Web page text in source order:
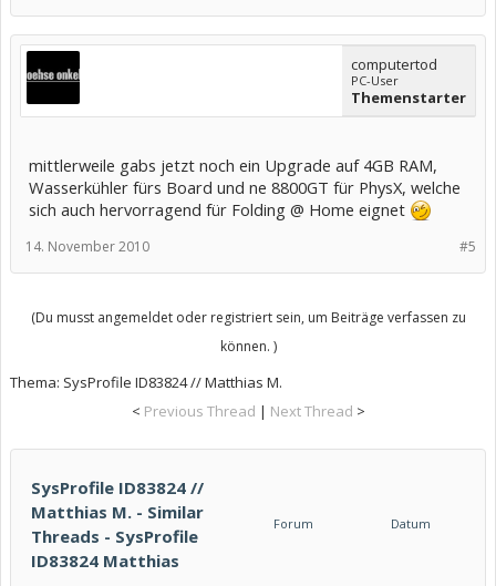
computertod
PC-User
Themenstarter
mittlerweile gabs jetzt noch ein Upgrade auf 4GB RAM,
Wasserkühler fürs Board und ne 8800GT für PhysX, welche
sich auch hervorragend für Folding @ Home eignet
#5
14. November 2010
(Du musst angemeldet oder registriert sein, um Beiträge verfassen zu
können. )
Thema: SysProfile ID83824 // Matthias M.
< Previous Thread | Next Thread >
SysProfile ID83824 //
Matthias M. - Similar
Threads - SysProfile
ID83824 Matthias
Forum Datum